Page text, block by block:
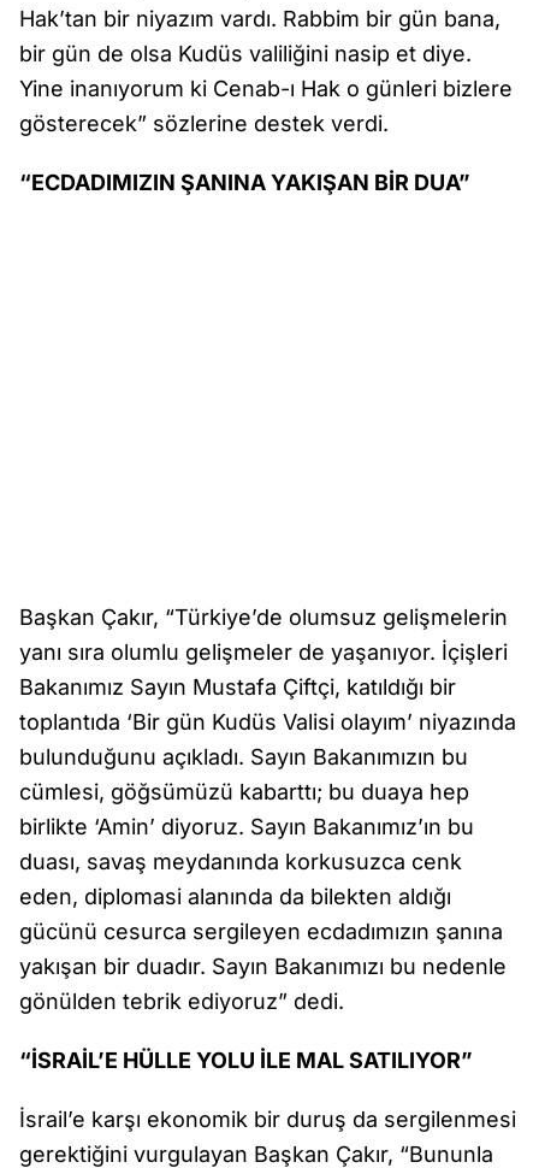
Hak’tan bir niyazım vardı. Rabbim bir gün bana,
bir gün de olsa Kudüs valiliğini nasip et diye.
Yine inanıyorum ki Cenab-ı Hak o günleri bizlere
gösterecek” sözlerine destek verdi.
“ECDADIMIZIN ŞANINA YAKIŞAN BİR DUA”
Başkan Çakır, “Türkiye’de olumsuz gelişmelerin
yanı sıra olumlu gelişmeler de yaşanıyor. İçişleri
Bakanımız Sayın Mustafa Çiftçi, katıldığı bir
toplantıda ‘Bir gün Kudüs Valisi olayım’ niyazında
bulunduğunu açıkladı. Sayın Bakanımızın bu
cümlesi, göğsümüzü kabarttı; bu duaya hep
birlikte ‘Amin’ diyoruz. Sayın Bakanımız’ın bu
duası, savaş meydanında korkusuzca cenk
eden, diplomasi alanında da bilekten aldığı
gücünü cesurca sergileyen ecdadımızın şanına
yakışan bir duadır. Sayın Bakanımızı bu nedenle
gönülden tebrik ediyoruz” dedi.
“İSRAİL’E HÜLLE YOLU İLE MAL SATILIYOR”
İsrail’e karşı ekonomik bir duruş da sergilenmesi
gerektiğini vurgulayan Başkan Çakır, “Bununla